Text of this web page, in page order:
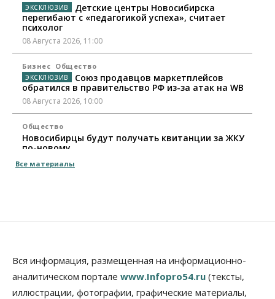
Детские центры Новосибирска
перегибают с «педагогикой успеха», считает
психолог
08 Августа 2026, 11:00
Бизнес Общество
Союз продавцов маркетплейсов
обратился в правительство РФ из-за атак на WB
08 Августа 2026, 10:00
Общество
Новосибирцы будут получать квитанции за ЖКУ
по-новому
08 Августа 2026, 09:00
В Новосибирске прошёл митинг
против нового закона о памятниках
07 Августа 2026, 18:00
Все материалы
Вся информация, размещенная на информационно-
аналитическом портале www.Infopro54.ru (тексты,
иллюстрации, фотографии, графические материалы,